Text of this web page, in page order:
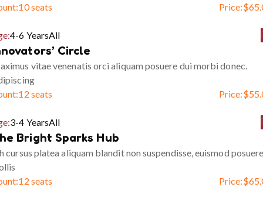
10 seats Price:$
4-6 YearsAll
Circle
vitae venenatis orci aliquam posuere dui morbi donec.
12 seats Price:$
3-4 YearsAll
Bright Sparks Hub
cursus platea aliquam blandit non suspendisse, euismod
12 seats Price:$